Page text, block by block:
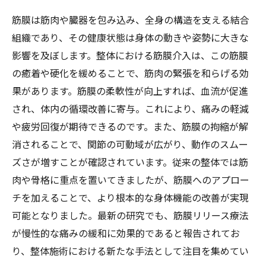
筋膜は筋肉や臓器を包み込み、全身の構造を支える結合
組織であり、その健康状態は身体の動きや姿勢に大きな
影響を及ぼします。整体における筋膜介入は、この筋膜
の癒着や硬化を緩めることで、筋肉の緊張を和らげる効
果があります。筋膜の柔軟性が向上すれば、血流が促進
され、体内の循環改善に寄与。これにより、痛みの軽減
や疲労回復が期待できるのです。また、筋膜の拘縮が解
消されることで、関節の可動域が広がり、動作のスムー
ズさが増すことが確認されています。従来の整体では筋
肉や骨格に重点を置いてきましたが、筋膜へのアプロー
チを加えることで、より根本的な身体機能の改善が実現
可能となりました。最新の研究でも、筋膜リリース療法
が慢性的な痛みの緩和に効果的であると報告されてお
り、整体施術における新たな手法として注目を集めてい